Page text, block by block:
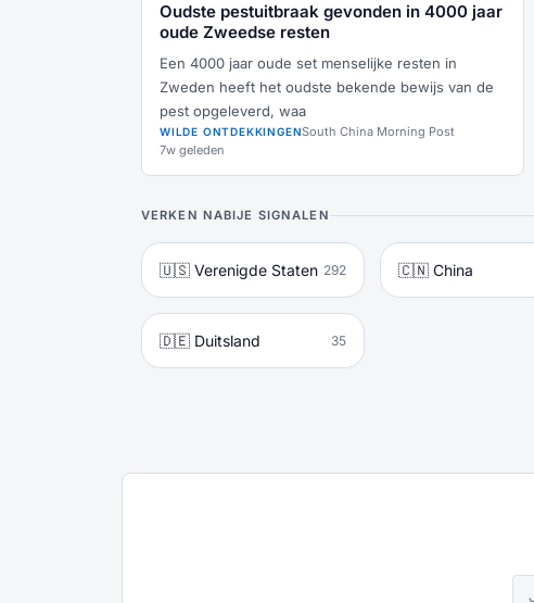
Oudste pestuitbraak gevonden in 4000 jaar
oude Zweedse resten
Een 4000 jaar oude set menselijke resten in
Zweden heeft het oudste bekende bewijs van de
pest opgeleverd, waa
WILDE ONTDEKKINGENSouth China Morning Post
7w geleden
VERKEN NABIJE SIGNALEN
🇺🇸 Verenigde Staten 292 🇨🇳 China
🇩🇪 Duitsland 35